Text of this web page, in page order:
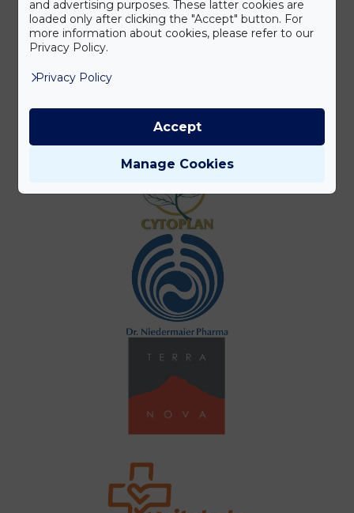
and advertising purposes. These latter cookies are
loaded only after clicking the "Accept" button. For
more information about cookies, please refer to our
Privacy Policy.
Privacy Policy
Manage Cookies
Accept